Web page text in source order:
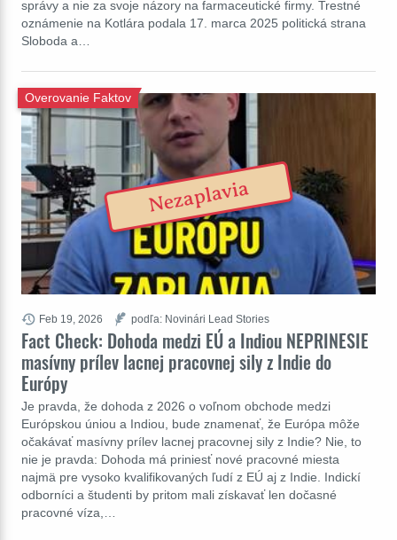
správy a nie za svoje názory na farmaceutické firmy. Trestné
oznámenie na Kotlára podala 17. marca 2025 politická strana
Sloboda a…
Fact Check: Dohoda medzi EÚ a Indiou NEPRINESIE
masívny prílev lacnej pracovnej sily z Indie do
Európy
Overovanie Faktov
Je pravda, že dohoda z 2026 o voľnom obchode medzi
Európskou úniou a Indiou, bude znamenať, že Európa môže
očakávať masívny prílev lacnej pracovnej sily z Indie? Nie, to
nie je pravda: Dohoda má priniesť nové pracovné miesta
najmä pre vysoko kvalifikovaných ľudí z EÚ aj z Indie. Indickí
odborníci a študenti by pritom mali získavať len dočasné
pracovné víza,…
Feb 19, 2026 podľa: Novinári Lead Stories
Nezaplavia